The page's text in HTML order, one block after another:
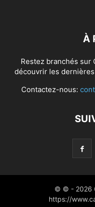
À
Restez branchés sur
découvrir les
Contactez-nous:
© © - 2026
https://